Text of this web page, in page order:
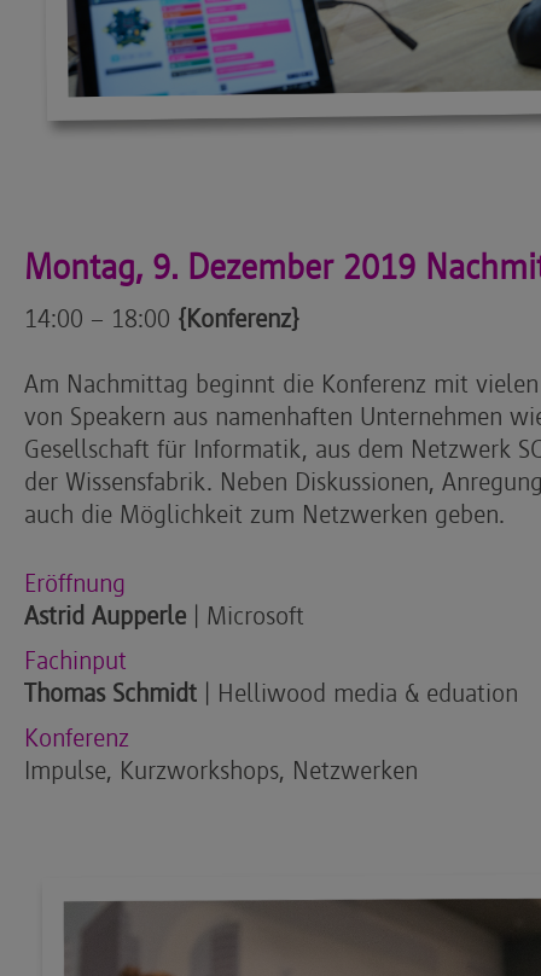
Montag, 9. Dezember 2019
14:00 – 18:00 {Konferenz}
Am Nachmittag beginnt die Konferenz mit
von Speakern aus namenhaften Unternehmen
Gesellschaft für Informatik, aus dem Netzwerk
der Wissensfabrik. Neben Diskussionen,
auch die Möglichkeit zum Netzwerken geben.
Eröffnung
Astrid Aupperle | Microsoft
Fachinput
Thomas Schmidt | Helliwood media & eduation
Konferenz
Impulse, Kurzworkshops, Netzwerken